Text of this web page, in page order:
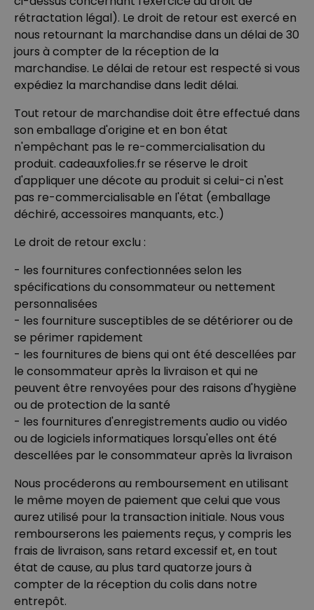
rétractation légal). Le droit de retour est exercé en
nous retournant la marchandise dans un délai de 30
jours à compter de la réception de la
marchandise. Le délai de retour est respecté si vous
expédiez la marchandise dans ledit délai.
Tout retour de marchandise doit être effectué dans
son emballage d'origine et en bon état
n'empêchant pas le re-commercialisation du
produit. cadeauxfolies.fr se réserve le droit
d'appliquer une décote au produit si celui-ci n'est
pas re-commercialisable en l'état (emballage
déchiré, accessoires manquants, etc.)
Le droit de retour exclu :
- les fournitures confectionnées selon les
spécifications du consommateur ou nettement
personnalisées
- les fourniture susceptibles de se détériorer ou de
se périmer rapidement
- les fournitures de biens qui ont été descellées par
le consommateur après la livraison et qui ne
peuvent être renvoyées pour des raisons d'hygiène
ou de protection de la santé
- les fournitures d'enregistrements audio ou vidéo
ou de logiciels informatiques lorsqu'elles ont été
descellées par le consommateur après la livraison
Nous procéderons au remboursement en utilisant
le même moyen de paiement que celui que vous
aurez utilisé pour la transaction initiale. Nous vous
rembourserons les paiements reçus, y compris les
frais de livraison, sans retard excessif et, en tout
état de cause, au plus tard quatorze jours à
compter de la réception du colis dans notre
entrepôt.